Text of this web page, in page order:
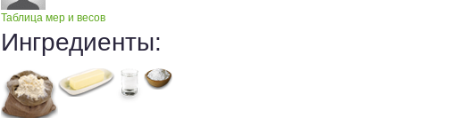
Таблица мер и весов
Ингредиенты: